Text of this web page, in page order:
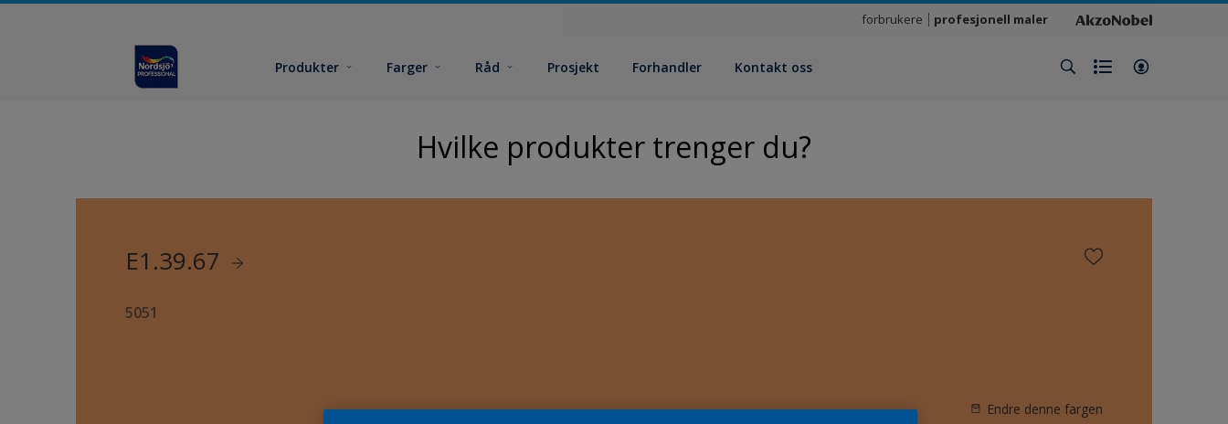
forbrukere profesjonell maler
Produkter Farger Råd Prosjekt Forhandler Kontakt oss
Hvilke produkter trenger du?
E1.39.67
5051
Endre denne fargen